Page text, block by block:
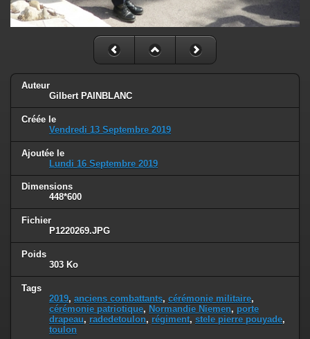
Auteur
Gilbert PAINBLANC
Créée le
Vendredi 13 Septembre 2019
Ajoutée le
Lundi 16 Septembre 2019
Dimensions
448*600
Fichier
P1220269.JPG
Poids
303 Ko
Tags
2019, anciens combattants, cérémonie militaire,
cérémonie patriotique, Normandie Niemen, porte
drapeau, radedetoulon, régiment, stele pierre pouyade,
toulon